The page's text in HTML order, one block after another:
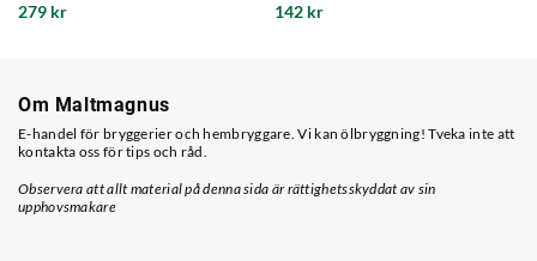
279 kr 142 kr
Om Maltmagnus
E-handel för bryggerier och hembryggare. Vi kan ölbryggning! Tveka inte att
kontakta oss för tips och råd.
Observera att allt material på denna sida är rättighetsskyddat av sin
upphovsmakare